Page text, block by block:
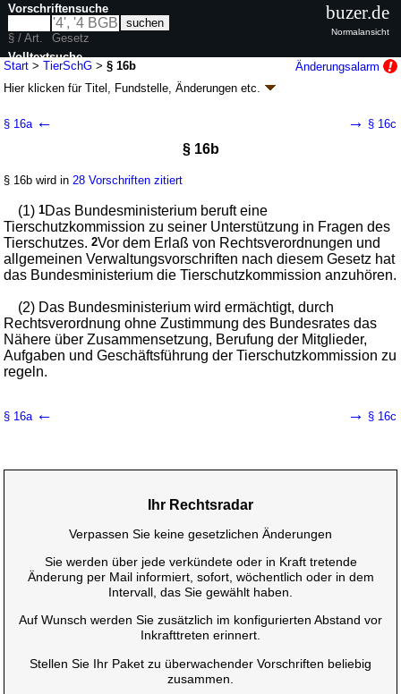
Start >TierSchG >§ 16b
Änderungsalarm
Hier klicken fürTitel, Fundstelle, Änderungen etc.
Abs. 20 G. v. 20.12.2022BGBl. I S. 2752
24 weitere Fassungen | wird in 151 Vorschriften zitiert
Zehnter Abschnitt Durchführung des Gesetzes
§ 16a ← → § 16c
§ 16b
§ 16b wird in 28 Vorschriften zitiert
(1)1Das Bundesministerium beruft eine
Tierschutzkommission zu seiner Unterstützung in Fragen des
Tierschutzes.2Vor dem Erlaß von Rechtsverordnungen und
allgemeinen Verwaltungsvorschriften nach diesem Gesetz hat
das Bundesministerium die Tierschutzkommission anzuhören.
(2) Das Bundesministerium wird ermächtigt, durch
Rechtsverordnung ohne Zustimmung des Bundesrates das
Nähere über Zusammensetzung, Berufung der Mitglieder,
Aufgaben und Geschäftsführung der Tierschutzkommission zu
regeln.
§ 16a ← → § 16c
Ihr Rechtsradar
Verpassen Sie keine gesetzlichen Änderungen
Sie werden über jede verkündete oder in Kraft tretende
Änderung per Mail informiert, sofort, wöchentlich oder in dem
Intervall, das Sie gewählt haben.
Auf Wunsch werden Sie zusätzlich im konfigurierten Abstand vor
Inkrafttreten erinnert.
Stellen Sie Ihr Paket zu überwachender Vorschriften beliebig
zusammen.
Vorschriftensuche
§ / Art.
Gesetz
Volltextsuche
nur in TierSchG
buzer.de
Normalansicht